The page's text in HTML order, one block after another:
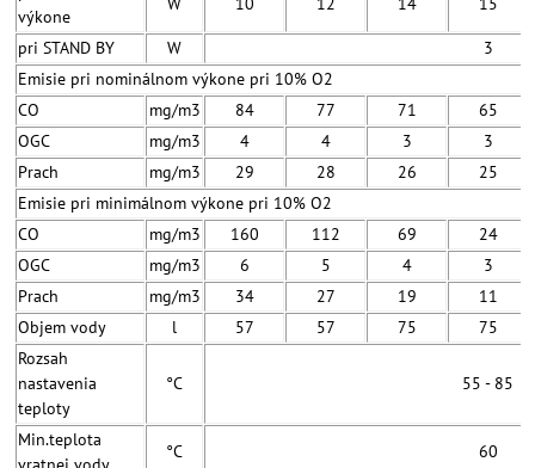
výkone
pri STAND BY W
3
Emisie pri nominálnom výkone pri 10% O2
CO
mg/m3 84 77 71
65
OGC
mg/m3 4 4 3
3
Prach
mg/m3 29 28 26
25
Emisie pri minimálnom výkone pri 10% O2
CO
mg/m3 160 112 69
24
OGC
mg/m3 6 5 4
3
Prach
mg/m3 34 27 19
11
Objem vody
l 57 57 75
75
Rozsah
nastavenia
teploty
°C 55 - 85
Min.teplota
°C 60